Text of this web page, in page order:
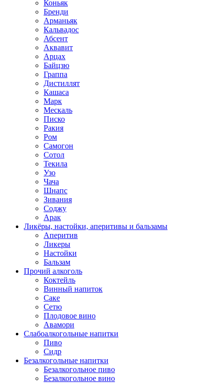
Коньяк
Бренди
Арманьяк
Кальвадос
Абсент
Аквавит
Арцах
Байцзю
Граппа
Дистиллят
Кашаса
Марк
Мескаль
Писко
Ракия
Ром
Самогон
Сотол
Текила
Узо
Чача
Шнапс
Зивания
Соджу
Арак
Ликёры, настойки, аперитивы и бальзамы
Аперитив
Ликеры
Настойки
Бальзам
Прочий алкоголь
Коктейль
Винный напиток
Саке
Сетю
Плодовое вино
Авамори
Слабоалкогольные напитки
Пиво
Сидр
Безалкогольные напитки
Безалкогольное пиво
Безалкогольное вино